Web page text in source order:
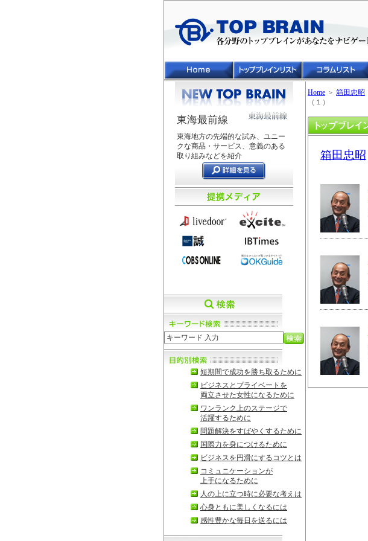
東海最前線
東海地方の先端的な試み、ユニー
クな商品・サービス、意義のある
取り組みなどを紹介
短期間で成功を勝ち取るために
ビジネスとプライベートを
両立させた女性になるために
ワンランク上のステージで
活躍するために
問題解決をすばやくするために
国際力を身につけるために
ビジネスを円滑にするコツとは
コミュニケーションが
上手になるために
人の上に立つ時に必要な考えは
心身ともに美しくなるには
感性豊かな毎日を送るには
Home ＞ 箱田忠昭
（１）
箱田忠昭